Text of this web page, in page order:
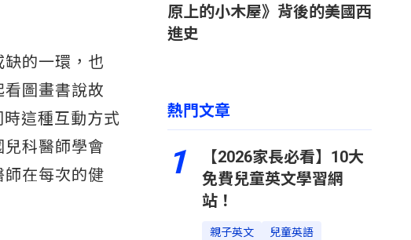
的一環，也
圖畫書說故
這種互動方式
科醫師學會
在每次的健
原上的小木屋》背後的美國西
進史
熱門文章
1
【2026家長必看】10大
免費兒童英文學習網
站！
親子英文
兒童英語